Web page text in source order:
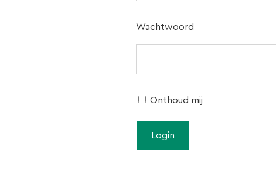
Wachtwoord
Onthoud mij